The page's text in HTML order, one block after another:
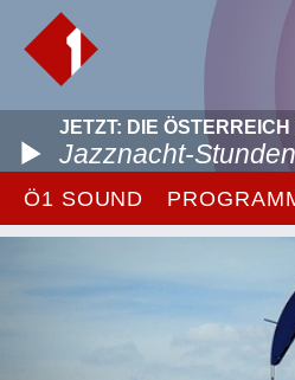
JETZT: DIE
Jazznacht-
Ö1 SOUND